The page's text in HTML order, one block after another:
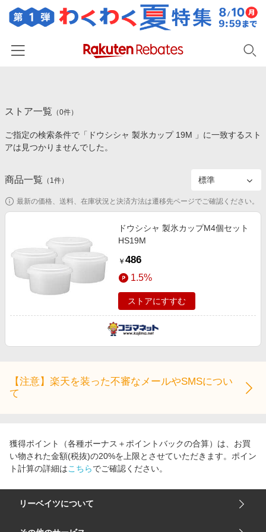
カテゴリー一覧
百貨店・総合ECモール
食品・スイーツ・お酒
コスメ・健康・医薬品
家電・PC・スマホ・カメラ
エンタメ
スポーツ・アウトドア・ゴルフ
金融・マネー・保険
イベント一覧
初回購入者限定特典
対象ストア新規限定特典
電子書籍特集
楽天ペイ導入ストア
楽天サービス特集
お中元特集2026
Apple公式サイト×楽天カード分割払い
Qoo10メガポ
ストア一覧 （0件）
ご指定の検索条件で「ドウシシャ 製氷カップ 19M 」に一致するスト
アは見つかりませんでした。
商品一覧 （ 1件）
最新の価格、送料、在庫状況と決済方法は遷移先ページでご確認ください。
ドウシシャ 製氷カップM4個セット
HS19M
￥ 486
1.5%
ストアにすすむ
【注意】楽天を装った不審なメールやSMSについ
て
獲得ポイント（各種ボーナス＋ポイントバックの合算）は、お買
い物された金額(税抜)の20%を上限とさせていただきます。ポイン
ト計算の詳細はこちらでご確認ください。
リーベイツについて
会社概要